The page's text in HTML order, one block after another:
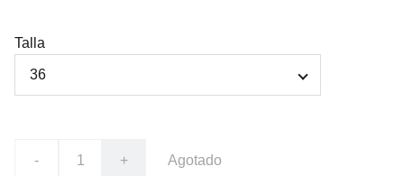
Talla
- + Agotado